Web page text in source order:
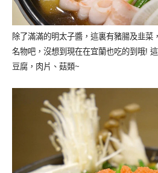
除了滿滿的明太子醬，這裏有豬腸及韭菜
名物吧，沒想到現在在宜蘭也吃的到哦!
豆腐，肉片、菇類~